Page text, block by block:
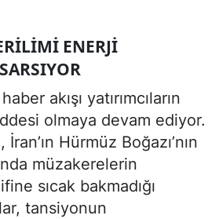
ENERJI
akışı yatırımcıların
olmaya devam ediyor.
İran’ın Hürmüz Boğazı’nın
müzakerelerin
sıcak bakmadığı
tansiyonun